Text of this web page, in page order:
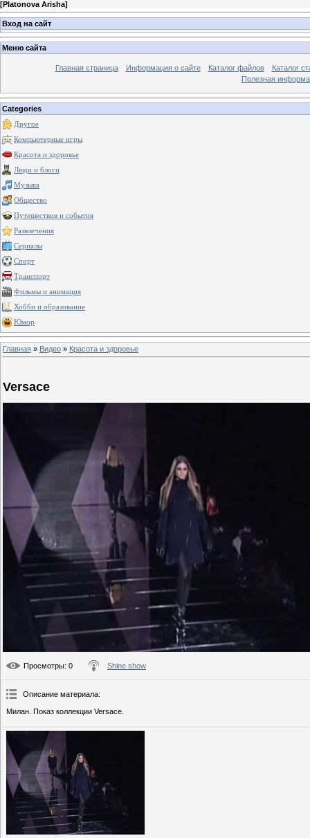
[Platonova Arisha]
Вход на сайт
Меню сайта
Главная страница Информация о сайте Каталог файлов
Каталог
Полезная
Categories
Другое
Компьютерные игры
Красота и здоровье
Люди и блоги
Музыка
Общество
Путешествия и события
Развлечения
Сериалы
Спорт
Транспорт
Фильмы и анимация
Хобби и образование
Юмор
Главная » Видео » Красота и здоровье
Versace
Просмотры: 0 Shine show
Описание материала:
Милан. Показ коллекции Versace.